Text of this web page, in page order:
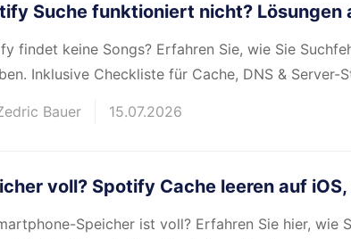
Suche funktioniert nicht? Lösungen
findet keine Songs? Erfahren Sie, wie Sie
Inklusive Checkliste für Cache, DNS & Server-
Bauer 15.07.2026
voll? Spotify Cache leeren auf
Speicher ist voll? Erfahren Sie hier, wie